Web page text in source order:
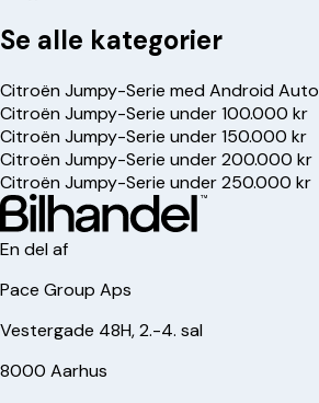
Se alle kategorier
Citroën Jumpy-Serie med Android Auto
Citroën Jumpy-Serie under 100.000 kr
Citroën Jumpy-Serie under 150.000 kr
Citroën Jumpy-Serie under 200.000 kr
Citroën Jumpy-Serie under 250.000 kr
En del af
Pace Group Aps
Vestergade 48H, 2.-4. sal
8000 Aarhus